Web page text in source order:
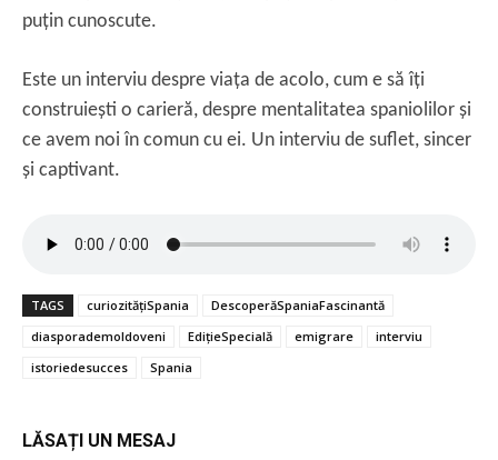
puțin cunoscute.
Este un interviu despre viața de acolo, cum e să îți
construiești o carieră, despre mentalitatea spaniolilor și
ce avem noi în comun cu ei. Un interviu de suflet, sincer
și captivant.
TAGS curiozitățiSpania
DescoperăSpaniaFascinantă
diasporademoldoveni
EdițieSpecială emigrare
interviu
istoriedesucces
Spania
LĂSAȚI UN MESAJ